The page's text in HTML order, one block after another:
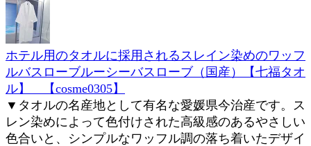
ホテル用のタオルに採用されるスレイン染めのワッフ
ルバスローブルーシーバスローブ（国産）【七福タオ
ル】 【cosme0305】
▼タオルの名産地として有名な愛媛県今治産です。ス
レン染めによって色付けされた高級感のあるやさしい
色合いと、シンプルなワッフル調の落ち着いたデザイ